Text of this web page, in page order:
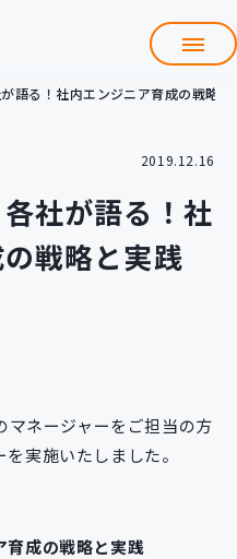
Git導入支援
教材購入
語る！社内エンジニア育成の戦略
2019.12.16
各社が語る！社
戦略と実践
ネージャーをご担当の方
実施いたしました。
成の戦略と実践